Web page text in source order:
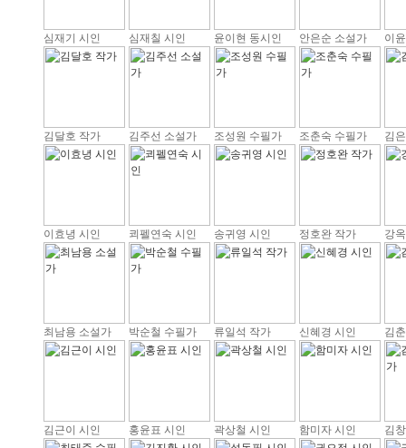
심재기 시인 심재칠 시인 윤이현 동시인 안은순 소설가 이
김달호 작가 김주선 소설가 조성원 수필가 조춘숙 수필가 김
이효녕 시인 쾨펠연숙 시인 송귀영 시인 정호완 작가 강
최남용 소설가 박순철 수필가 류일석 작가 신혜경 시인 김
김근이 시인 홍윤표 시인 곽상철 시인 함미자 시인 김